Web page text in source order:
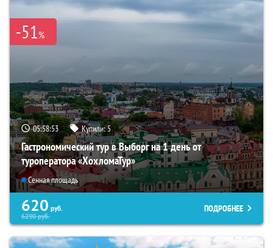
-51%
05:58:51 Купили:5
Гастрономический тур в Выборг на 1 день от
туроператора «ХохломаТур»
Сенная площадь
620 руб.
6290руб.
ПОДРОБНЕЕ